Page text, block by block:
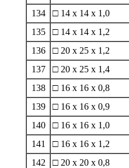
134
□ 14 x 14 x 1,0
135
□ 14 x 14 x 1,2
136
□ 20 x 25 x 1,2
137
□ 20 x 25 x 1,4
138
□ 16 x 16 x 0,8
139
□ 16 x 16 x 0,9
140
□ 16 x 16 x 1,0
141
□ 16 x 16 x 1,2
142
□ 20 x 20 x 0,8